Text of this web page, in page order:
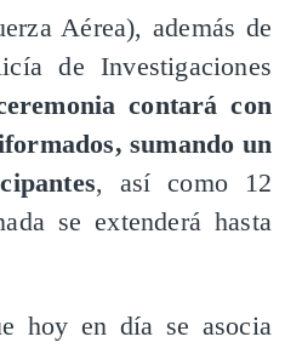
Aérea), además de
de Investigaciones
contará con
sumando un
, así como 12
se extenderá hasta
hoy en día se asocia